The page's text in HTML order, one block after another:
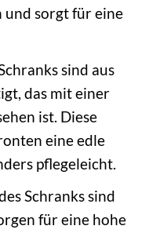
und sorgt für eine
sind aus
das mit einer
ist. Diese
eine edle
pflegeleicht.
Schranks sind
für eine hohe